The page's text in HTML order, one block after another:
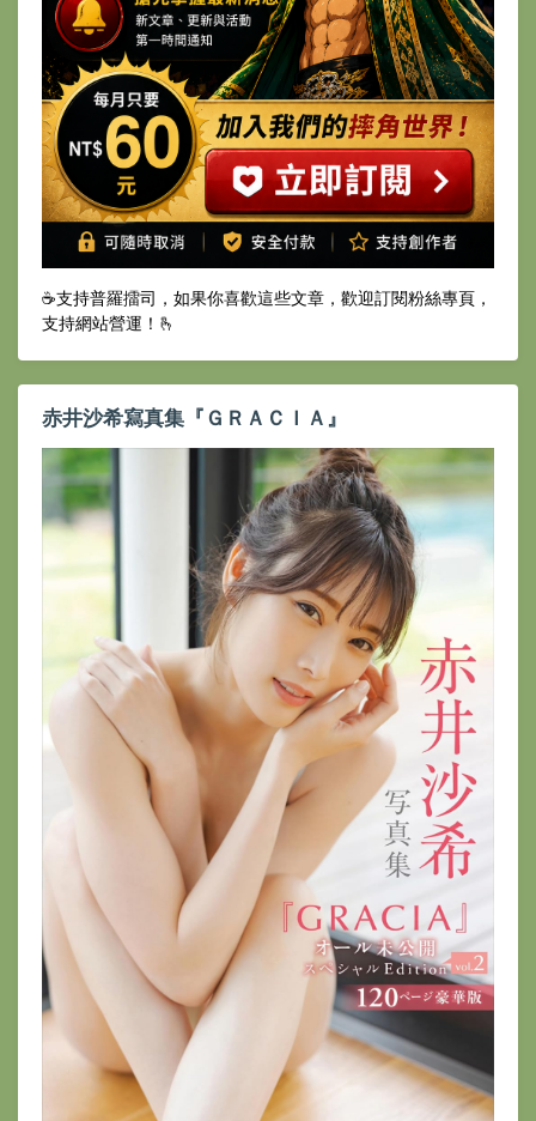
☕️支持普羅擂司，如果你喜歡這些文章，歡迎訂閱粉絲專頁，
支持網站營運！🫰
赤井沙希寫真集『ＧＲＡＣＩＡ』